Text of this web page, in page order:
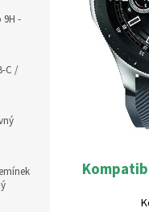
9H -
C /